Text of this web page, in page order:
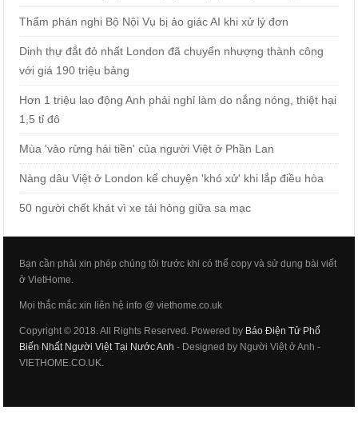
Thẩm phán nghi Bộ Nội Vụ bị ảo giác AI khi xử lý đơn
Dinh thự đắt đỏ nhất London đã chuyển nhượng thành công
với giá 190 triệu bảng
Hơn 1 triệu lao động Anh phải nghỉ làm do nắng nóng, thiệt hại
1,5 tỉ đô
Mùa 'vào rừng hái tiền' của người Việt ở Phần Lan
Nàng dâu Việt ở London kể chuyện 'khó xử' khi lắp điều hòa
50 người chết khát vì xe tải hỏng giữa sa mạc
Bạn cần phải xin phép chúng tôi trước khi có thể copy và sử dụng bài viết
ở VietHome.
Mọi thắc mắc xin liên hệ info @ viethome.co.uk
Copyright © 2018. All Rights Reserved. Powered by Báo Điện Tử Phổ
Biến Nhất Người Việt Tại Nước Anh - Designed by Người Việt ở Anh -
VIETHOME.CO.UK.